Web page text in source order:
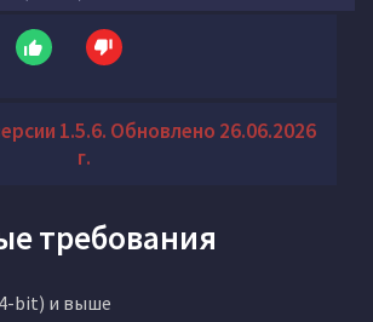
1.5.6. Обновлено 26.06.2026
г.
требования
bit) и выше